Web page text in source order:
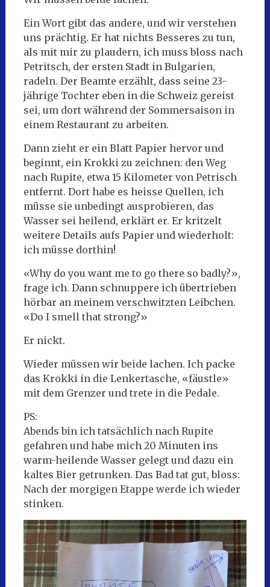
Ein Wort gibt das andere, und wir verstehen
uns prächtig. Er hat nichts Besseres zu tun,
als mit mir zu plaudern, ich muss bloss nach
Petritsch, der ersten Stadt in Bulgarien,
radeln. Der Beamte erzählt, dass seine 23-
jährige Tochter eben in die Schweiz gereist
sei, um dort während der Sommersaison in
einem Restaurant zu arbeiten.
Dann zieht er ein Blatt Papier hervor und
beginnt, ein Krokki zu zeichnen: den Weg
nach Rupite, etwa 15 Kilometer von Petrisch
entfernt. Dort habe es heisse Quellen, ich
müsse sie unbedingt ausprobieren, das
Wasser sei heilend, erklärt er. Er kritzelt
weitere Details aufs Papier und wiederholt:
ich müsse dorthin!
«Why do you want me to go there so badly?»,
frage ich. Dann schnuppere ich übertrieben
hörbar an meinem verschwitzten Leibchen.
«Do I smell that strong?»
Er nickt.
Wieder müssen wir beide lachen. Ich packe
das Krokki in die Lenkertasche, «fäustle»
mit dem Grenzer und trete in die Pedale.
PS:
Abends bin ich tatsächlich nach Rupite
gefahren und habe mich 20 Minuten ins
warm-heilende Wasser gelegt und dazu ein
kaltes Bier getrunken. Das Bad tat gut, bloss:
Nach der morgigen Etappe werde ich wieder
stinken.